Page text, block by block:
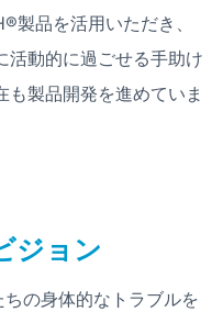
製品を活用いただき、
活動的に過ごせる手助け
も製品開発を進めていま
ジョン
の身体的なトラブルを